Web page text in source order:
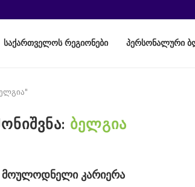
საქართველოს რეგიონები პერსონალური
ᲑᲔᲚᲒᲘᲐ
კარიერა